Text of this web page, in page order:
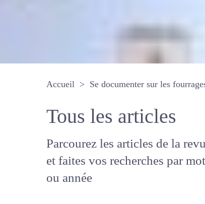
Accueil Se documenter sur les
Tous les articles
Parcourez les articles de la
Fourrages, et faites vos
mot-clé, auteur ou année